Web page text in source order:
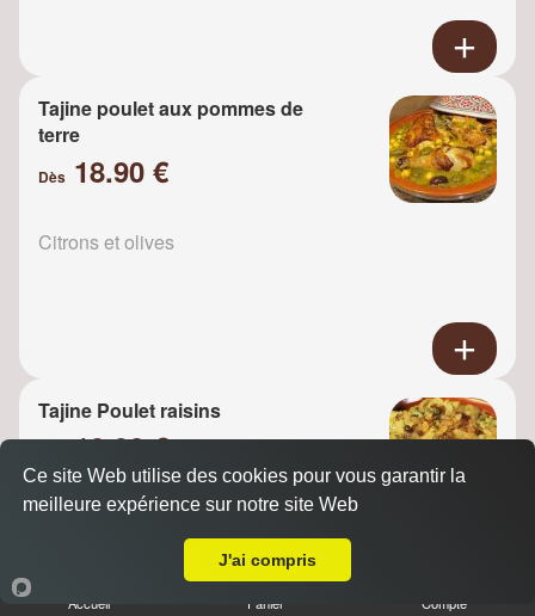
Tajine poulet aux pommes de
terre
Dès 18.90 €
Citrons et olives
Tajine Poulet raisins
18.90 €
Accueil Panier Compte
Ce site Web utilise des cookies pour vous garantir la
meilleure expérience sur notre site Web
J'ai compris